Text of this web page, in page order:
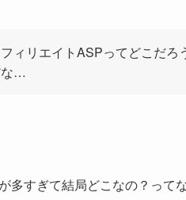
ィリエイトASPってどこだろ
な…
多すぎて結局どこなの？って